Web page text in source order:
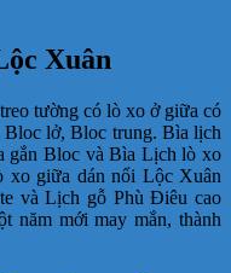
Xuân
tường có lò xo ở giữa có
lở, Bloc trung. Bìa lịch
gắn Bloc và Bìa Lịch lò xo
xo giữa dán nổi Lộc Xuân
và Lịch gỗ Phù Điêu cao
năm mới may mắn, thành